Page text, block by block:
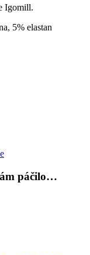
Igomill.
5% elastan
páčilo…